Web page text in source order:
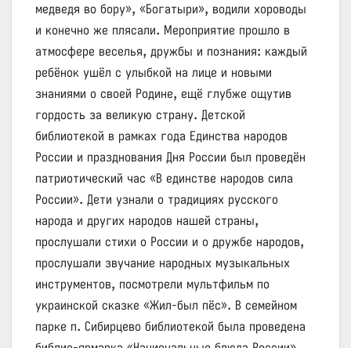
медведя во бору», «Богатыри», водили хороводы
и конечно же плясали. Мероприятие прошло в
атмосфере веселья, дружбы и познания: каждый
ребёнок ушёл с улыбкой на лице и новыми
знаниями о своей Родине, ещё глубже ощутив
гордость за великую страну. Детской
библиотекой в рамках года Единства народов
России и празднования Дня России был проведён
патриотический час «В единстве народов сила
России». Дети узнали о традициях русского
народа и других народов нашей страны,
прослушали стихи о России и о дружбе народов,
прослушали звучание народных музыкальных
инструментов, посмотрели мультфильм по
украинской сказке «Жил-был пёс». В семейном
парке п. Сибирцево библиотекой была проведена